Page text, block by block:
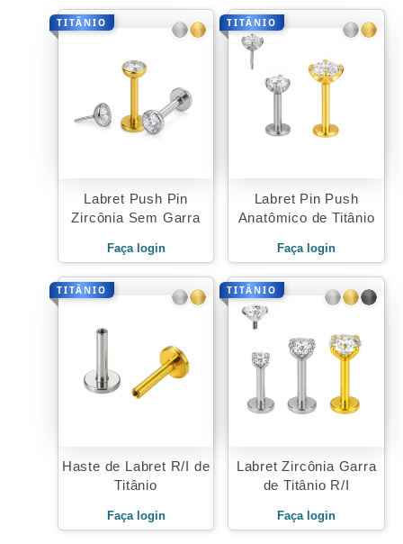
TITÂNIO
Labret Push Pin
Zircônia Sem Garra
Faça login
TITÂNIO
Labret Pin Push
Anatômico de Titânio
Faça login
TITÂNIO
Haste de Labret R/I de
Titânio
Faça login
TITÂNIO
Labret Zircônia Garra
de Titânio R/I
Faça login